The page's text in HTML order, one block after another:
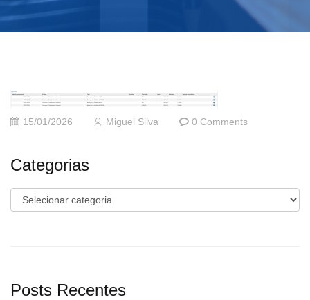
15/01/2026 Miguel Silva 0 Comments
Categorias
Categorias
Posts Recentes